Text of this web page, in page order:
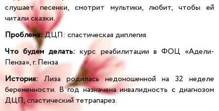
слушает песенки, смотрит мультики, любит, чтобы ей
читали сказки.
Проблема:ДЦП: спастическая диплегия
Что будем делать: курс реабилитации в ФОЦ «Адели-
Пенза», г. Пенза
История:Лиза родилась недоношенной на 32 неделе
беременности. В год назначена инвалидность с диагнозом
ДЦП, спастический тетрапарез.